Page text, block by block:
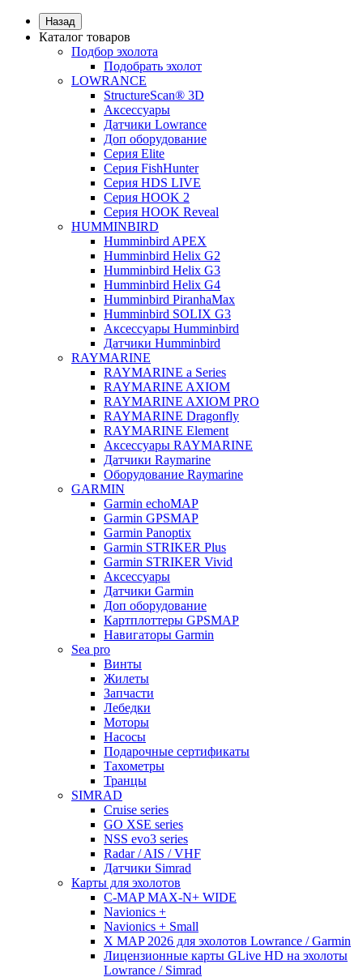
Назад
Каталог товаров
Подбор эхолота
Подобрать эхолот
LOWRANCE
StructureScan® 3D
Аксессуары
Датчики Lowrance
Доп оборудование
Серия Elite
Серия FishHunter
Серия HDS LIVE
Серия HOOK 2
Серия HOOK Reveal
HUMMINBIRD
Humminbird APEX
Humminbird Helix G2
Humminbird Helix G3
Humminbird Helix G4
Humminbird PiranhaMax
Humminbird SOLIX G3
Аксессуары Humminbird
Датчики Humminbird
RAYMARINE
RAYMARINE a Series
RAYMARINE AXIOM
RAYMARINE AXIOM PRO
RAYMARINE Dragonfly
RAYMARINE Element
Аксессуары RAYMARINE
Датчики Raymarine
Оборудование Raymarine
GARMIN
Garmin echoMAP
Garmin GPSMAP
Garmin Panoptix
Garmin STRIKER Plus
Garmin STRIKER Vivid
Аксессуары
Датчики Garmin
Доп оборудование
Картплоттеры GPSMAP
Навигаторы Garmin
Sea pro
Винты
Жилеты
Запчасти
Лебедки
Моторы
Насосы
Подарочные сертификаты
Тахометры
Транцы
SIMRAD
Cruise series
GO XSE series
NSS evo3 series
Radar / AIS / VHF
Датчики Simrad
Карты для эхолотов
C-MAP MAX-N+ WIDE
Navionics +
Navionics + Small
X MAP 2026 для эхолотов Lowrance / Garmin
Лицензионные карты GLive HD на эхолоты
Lowrance / Simrad